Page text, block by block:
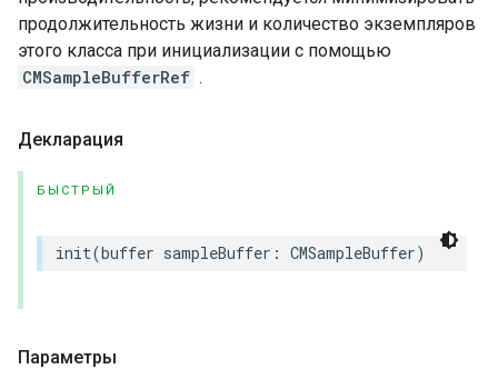
продолжительность жизни и количество экземпляров
этого класса при инициализации с помощью
CMSampleBufferRef .
Декларация
БЫСТРЫЙ
init(buffer sampleBuffer : CMSampleBuffer)
Параметры